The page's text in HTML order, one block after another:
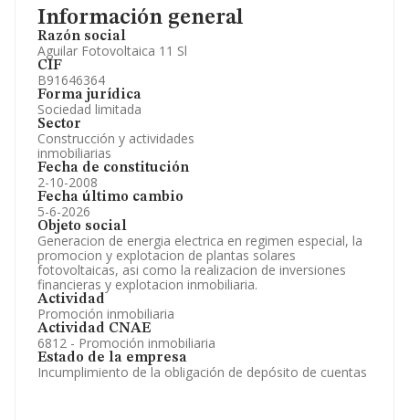
Información general
Razón social
Aguilar Fotovoltaica 11 Sl
CIF
B91646364
Forma jurídica
Sociedad limitada
Sector
Construcción y actividades
inmobiliarias
Fecha de constitución
2-10-2008
Fecha último cambio
5-6-2026
Objeto social
Generacion de energia electrica en regimen especial, la
promocion y explotacion de plantas solares
fotovoltaicas, asi como la realizacion de inversiones
financieras y explotacion inmobiliaria.
Actividad
Promoción inmobiliaria
Actividad CNAE
6812 - Promoción inmobiliaria
Estado de la empresa
Incumplimiento de la obligación de depósito de cuentas
Información oficial y registral complementaria.